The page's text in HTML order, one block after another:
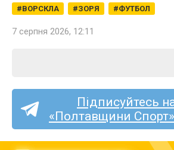
ВОРСКЛА ЗОРЯ ФУТБОЛ
7 серпня 2026, 12:11
Підписуйтесь
«Полтавщини